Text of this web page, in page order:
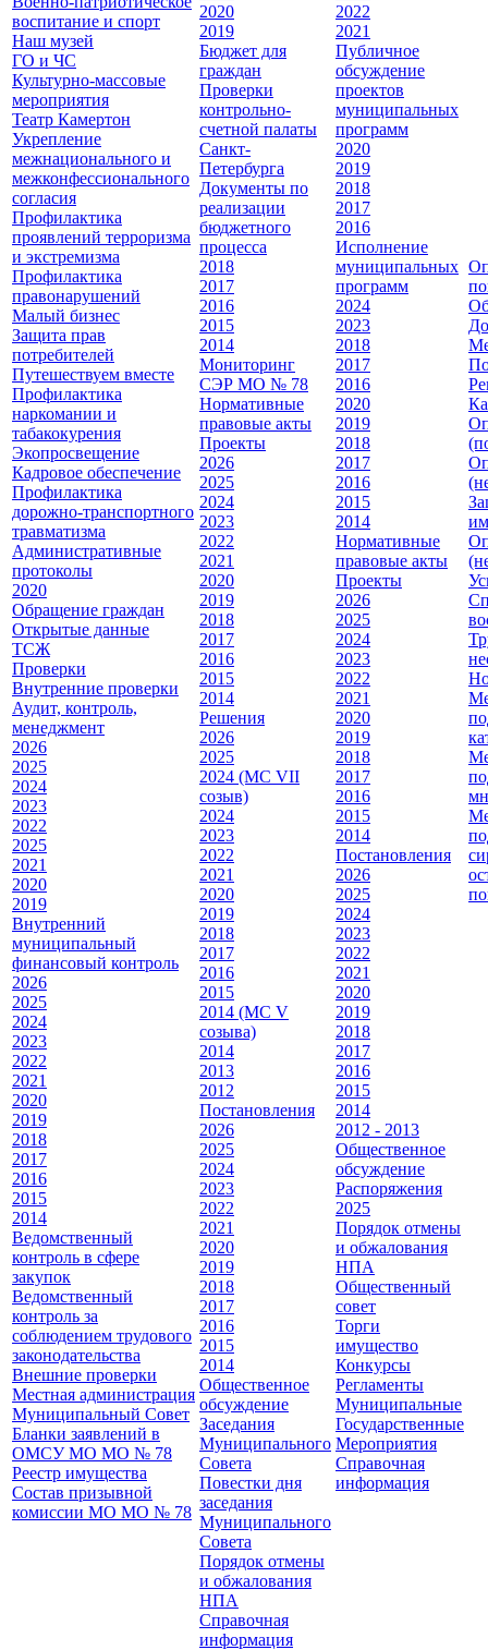
воспитание и спорт
Наш музей
ГО и ЧС
Культурно-массовые
мероприятия
Театр Камертон
Укрепление
межнационального и
межконфессионального
согласия
Профилактика
проявлений терроризма
и экстремизма
Профилактика
правонарушений
Малый бизнес
Защита прав
потребителей
Путешествуем вместе
Профилактика
наркомании и
табакокурения
Экопросвещение
Кадровое обеспечение
Профилактика
дорожно-транспортного
травматизма
Административные
протоколы
2020
Обращение граждан
Открытые данные
ТСЖ
Проверки
Внутренние проверки
Аудит, контроль,
менеджмент
2026
2025
2024
2023
2022
2025
2021
2020
2019
Внутренний
муниципальный
финансовый контроль
2026
2025
2024
2023
2022
2021
2020
2019
2018
2017
2016
2015
2014
Ведомственный
контроль в сфере
закупок
Ведомственный
контроль за
соблюдением трудового
законодательства
Внешние проверки
Местная администрация
Муниципальный Совет
Бланки заявлений в
ОМСУ МО МО № 78
Реестр имущества
Состав призывной
комиссии МО МО № 78
2020
2019
Бюджет для
граждан
Проверки
контрольно-
счетной палаты
Санкт-
Петербурга
Документы по
реализации
бюджетного
процесса
2018
2017
2016
2015
2014
Мониторинг
СЭР МО № 78
Нормативные
правовые акты
Проекты
2026
2025
2024
2023
2022
2021
2020
2019
2018
2017
2016
2015
2014
Решения
2026
2025
2024 (МС VII
созыв)
2024
2023
2022
2021
2020
2019
2018
2017
2016
2015
2014 (МС V
созыва)
2014
2013
2012
Постановления
2026
2025
2024
2023
2022
2021
2020
2019
2018
2017
2016
2015
2014
Общественное
обсуждение
Заседания
Муниципального
Совета
Повестки дня
заседания
Муниципального
Совета
Порядок отмены
и обжалования
НПА
Справочная
информация
2022
2021
Публичное
обсуждение
проектов
муниципальных
программ
2020
2019
2018
2017
2016
Исполнение
муниципальных
программ
2024
2023
2018
2017
2016
2020
2019
2018
2017
2016
2015
2014
Нормативные
правовые акты
Проекты
2026
2025
2024
2023
2022
2021
2020
2019
2018
2017
2016
2015
2014
Постановления
2026
2025
2024
2023
2022
2021
2020
2019
2018
2017
2016
2015
2014
2012 - 2013
Общественное
обсуждение
Распоряжения
2025
Порядок отмены
и обжалования
НПА
Общественный
совет
Торги
имущество
Конкурсы
Регламенты
Муниципальные
Государственные
Мероприятия
Справочная
информация